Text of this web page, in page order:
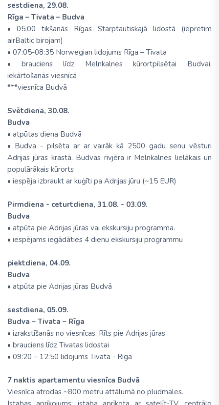
sestdiena, 29.08.
Rīga – Tivata – Budva
• 05:00 tikšanās Rīgas Starptautiskajā lidostā (iepretim
airBaltic birojam)
• 07:05-08:35 Norwegian lidojums Rīga – Tivata
• brauciens līdz Melnkalnes kūrortpilsētai Budvai,
iekārtošanās viesnīcā
***viesnīca Budvā
Svētdiena, 30.08.
Budva
• atpūtas diena Budvā
• Budva - pilsēta ar ar vairāk kā 2500 gadu senu vēsturi
Adrijas jūras krastā. Budvas rivjēra ir Melnkalnes lielākais un
populārākais kūrorts
• iespēja izbraukt ar kuģīti pa Adrijas jūru (~15 EUR)
Pirmdiena - ceturtdiena, 31.08. - 03.09.
Budva
• atpūta pie Adrijas jūras vai ekskursiju programma.
• iespējams iegādāties 4 dienu ekskursiju programmu
piektdiena, 04.09.
Budva
• atpūta pie Adrijas jūras Budvā
sestdiena, 05.09.
Budva – Tivata – Rīga
• izrakstīšanās no viesnīcas. Rīts pie Adrijas jūras
• brauciens līdz Tivatas lidostai
• 09:20 – 12:50 lidojums Tivata - Rīga
7 naktis apartamentu viesnīca Budvā
Viesnīca atrodas ~800 metru attālumā no pludmales.